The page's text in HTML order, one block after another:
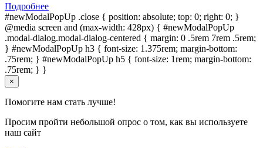
Подробнее
#newModalPopUp .close { position: absolute; top: 0; right: 0; }
@media screen and (max-width: 428px) { #newModalPopUp
.modal-dialog.modal-dialog-centered { margin: 0 .5rem 7rem .5rem;
} #newModalPopUp h3 { font-size: 1.375rem; margin-bottom:
.75rem; } #newModalPopUp h5 { font-size: 1rem; margin-bottom:
.75rem; } }
×
Помогите нам стать лучше!
Просим пройти небольшой опрос о том, как вы используете
наш сайт